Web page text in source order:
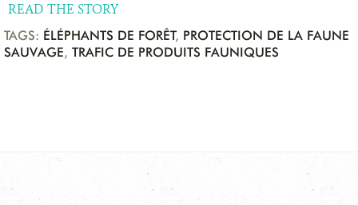
READ THE STORY
TAGS: ÉLÉPHANTS DE FORÊT, PROTECTION DE LA FAUNE
SAUVAGE, TRAFIC DE PRODUITS FAUNIQUES